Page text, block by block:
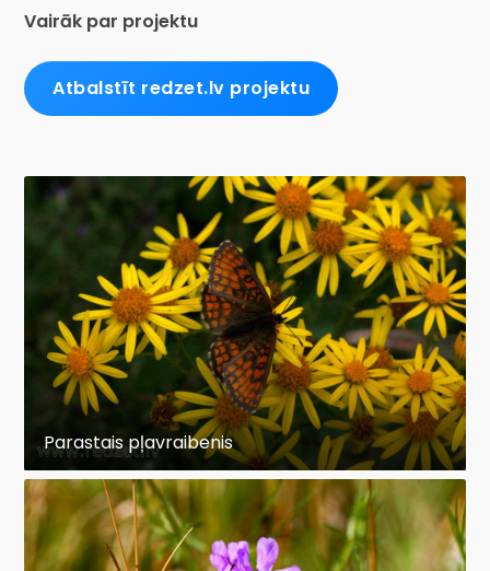
Vairāk par projektu
Atbalstīt redzet.lv projektu
Parastais pļavraibenis